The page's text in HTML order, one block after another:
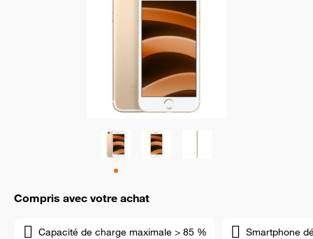
Compris avec votre achat
Capacité de charge maximale > 85 % Smartphone